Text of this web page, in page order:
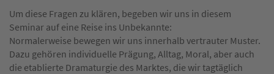
Um diese Fragen zu klären, begeben wir uns in diesem
Seminar auf eine Reise ins Unbekannte:
Normalerweise bewegen wir uns innerhalb vertrauter Muster.
Dazu gehören individuelle Prägung, Alltag, Moral, aber auch
die etablierte Dramaturgie des Marktes, die wir tagtäglich